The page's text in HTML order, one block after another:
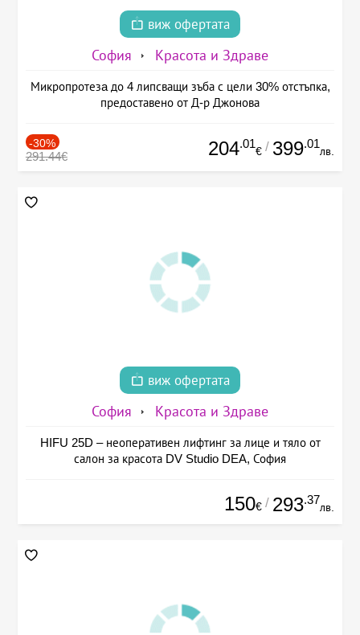
виж офертата
София Красота и Здраве
Микропротезa до 4 липсващи зъба с цели 30% отстъпка,
предоставено от Д-р Джонова
-30%
291.44€ 204.01
€ / 399.01
лв.
виж офертата
София Красота и Здраве
HIFU 25D – неоперативен лифтинг за лице и тяло от
салон за красота DV Studio DEA, София
150€ / 293.37
лв.